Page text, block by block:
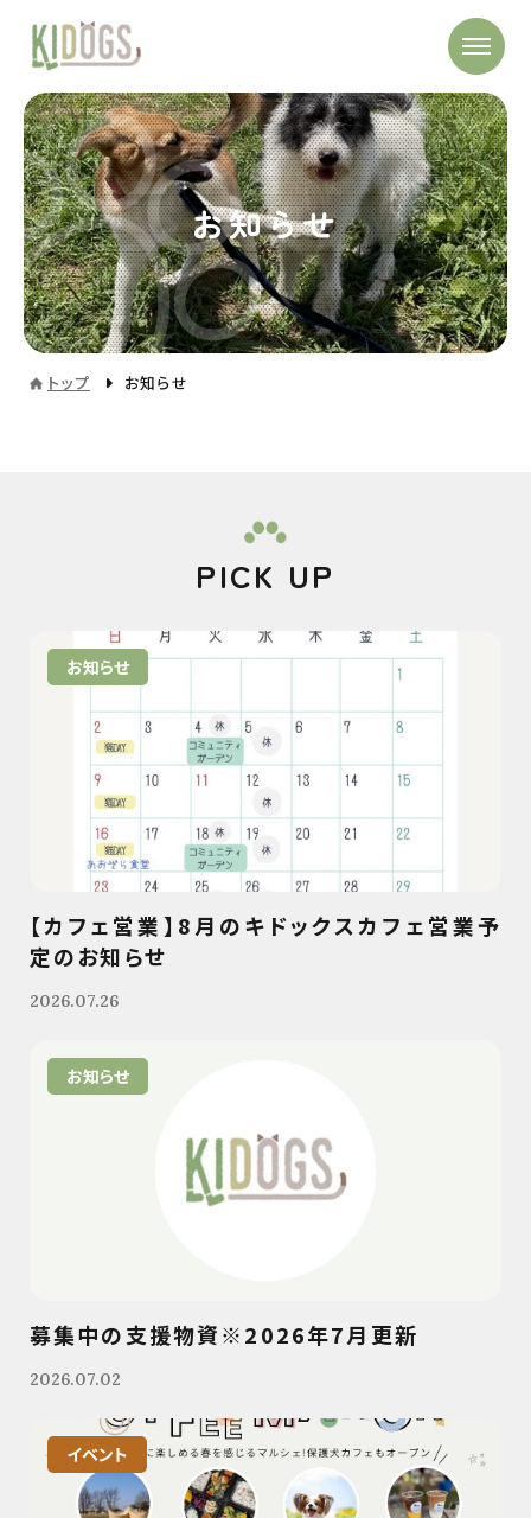
お知らせ
トップ お知らせ
PICK UP
お知らせ
【カフェ営業】8月のキドックスカフェ営業予
定のお知らせ
2026.07.26
お知らせ
募集中の支援物資※2026年7月更新
2026.07.02
イベント